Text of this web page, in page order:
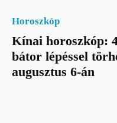
Horoszkóp
Kínai horoszkóp:
bátor lépéssel
augusztus 6-án